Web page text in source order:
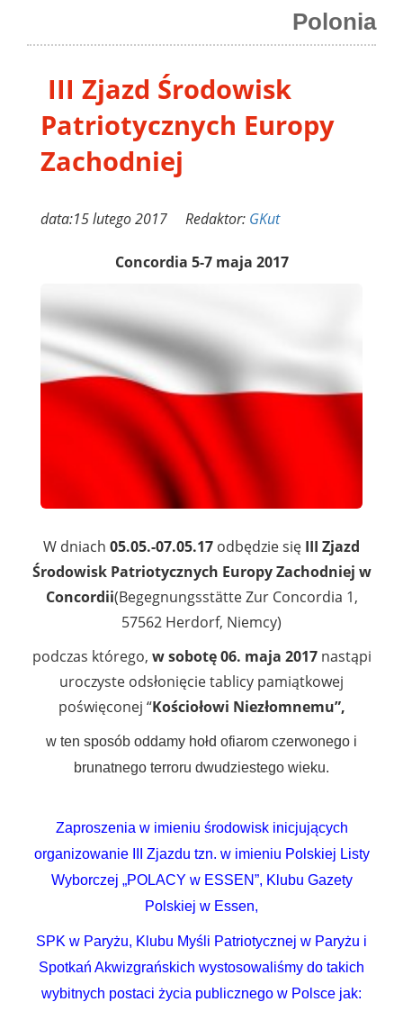
Polonia
III Zjazd Środowisk
Patriotycznych Europy
Zachodniej
data:15 lutego 2017 Redaktor: GKut
Concordia 5-7 maja 2017
W dniach 05.05.-07.05.17 odbędzie się III Zjazd
Środowisk Patriotycznych Europy Zachodniej w
Concordii(Begegnungsstätte Zur Concordia 1,
57562 Herdorf, Niemcy)
podczas którego, w sobotę 06. maja 2017 nastąpi
uroczyste odsłonięcie tablicy pamiątkowej
poświęconej “Kościołowi Niezłomnemu”,
w ten sposób oddamy hołd ofiarom czerwonego i
brunatnego terroru dwudziestego wieku.
Zaproszenia w imieniu środowisk inicjujących
organizowanie III Zjazdu tzn. w imieniu Polskiej Listy
Wyborczej „POLACY w ESSEN”, Klubu Gazety
Polskiej w Essen,
SPK w Paryżu, Klubu Myśli Patriotycznej w Paryżu i
Spotkań Akwizgrańskich wystosowaliśmy do takich
wybitnych postaci życia publicznego w Polsce jak: